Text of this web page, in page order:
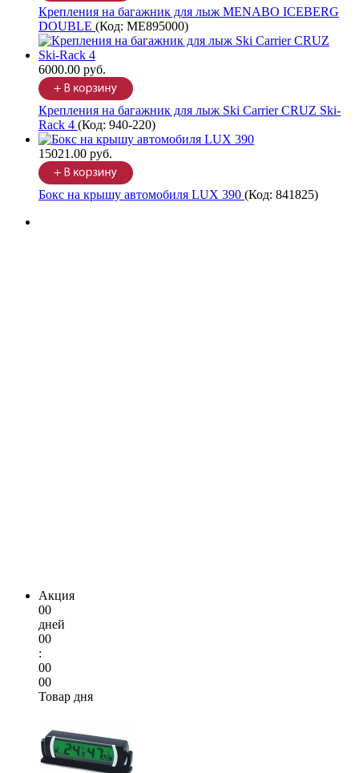
Крепления на багажник для лыж MENABO ICEBERG
DOUBLE (Код: ME895000)
6000.00 руб.
Крепления на багажник для лыж Ski Carrier CRUZ Ski-
Rack 4 (Код: 940-220)
15021.00 руб.
Бокс на крышу автомобиля LUX 390 (Код: 841825)
Акция
00
дней
00
:
00
00
Товар дня